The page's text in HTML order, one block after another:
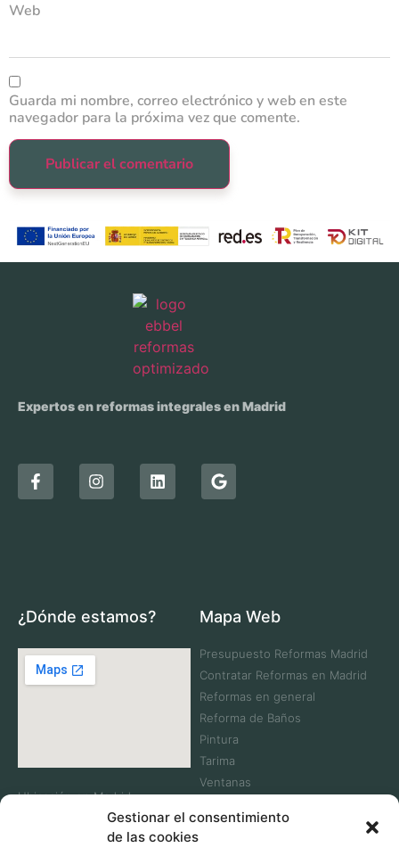
Gestionar el consentimiento
de las cookies
Web
Guarda mi nombre, correo electrónico y web en este
navegador para la próxima vez que comente.
Expertos en reformas integrales en Madrid
¿Dónde estamos?
Ubicación en Madrid:
C. Laguna Dalga, 32,
Villaverde, 28021 Madrid
Mapa Web
Presupuesto Reformas Madrid
Contratar Reformas en Madrid
Reformas en general
Reforma de Baños
Pintura
Tarima
Ventanas